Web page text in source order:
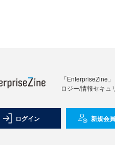
「EnterpriseZine
ロジー/情報セキュ
ログイン 新規会